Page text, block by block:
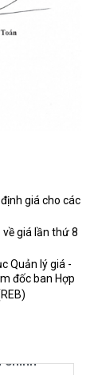
giá cho các
giá lần thứ 8
Quản lý giá -
đốc ban Hợp
ĐỊNH